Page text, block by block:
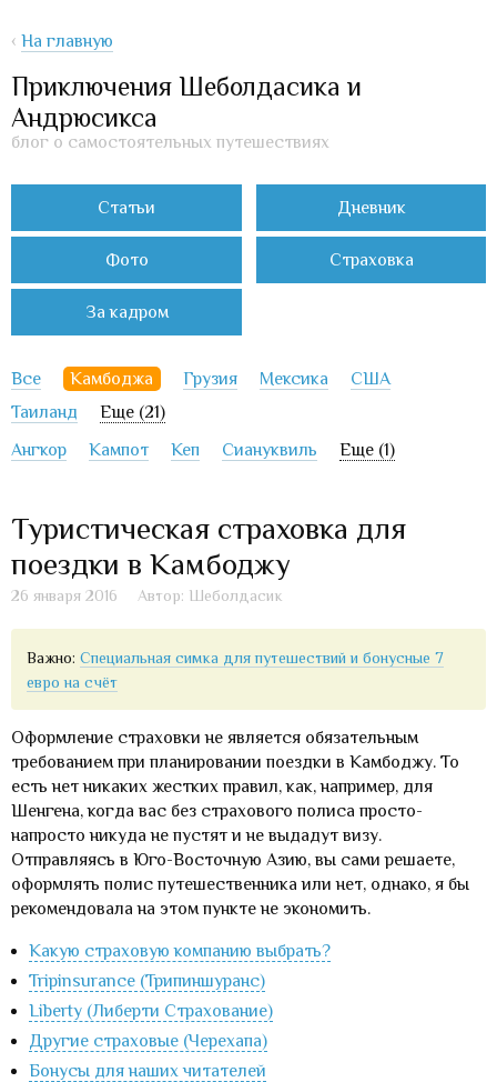
‹ На главную
Приключения Шеболдасика и
Андрюсикса
блог о самостоятельных путешествиях
Статьи Дневник
Фото Страховка
За кадром
Все Камбоджа Грузия Мексика
США
Таиланд
Еще (21)
Ангкор
Кампот Кеп Сиануквиль Еще (1)
Туристическая страховка для
поездки в Камбоджу
26 января 2016 Автор: Шеболдасик
Важно:Специальная симка для путешествий и бонусные 7
евро на счёт
Оформление страховки не является обязательным
требованием при планировании поездки в Камбоджу. То
есть нет никаких жестких правил, как, например, для
Шенгена, когда вас без страхового полиса просто-
напросто никуда не пустят и не выдадут визу.
Отправляясь в Юго-Восточную Азию, вы сами решаете,
оформлять полис путешественника или нет, однако, я бы
рекомендовала на этом пункте не экономить.
Какую страховую компанию выбрать?
Tripinsurance (Трипиншуранс)
Liberty (Либерти Страхование)
Другие страховые (Черехапа)
Бонусы для наших читателей